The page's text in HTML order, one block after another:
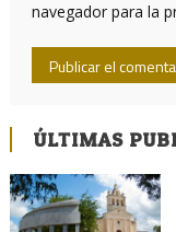
navegador para la
ÚLTIMAS